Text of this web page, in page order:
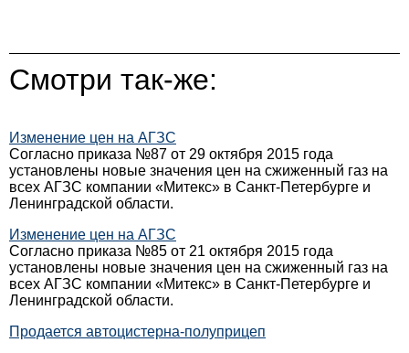
Смотри так-же:
Изменение цен на АГЗС
Согласно приказа №87 от 29 октября 2015 года
установлены новые значения цен на сжиженный газ на
всех АГЗС компании «Митекс» в Санкт-Петербурге и
Ленинградской области.
Изменение цен на АГЗС
Согласно приказа №85 от 21 октября 2015 года
установлены новые значения цен на сжиженный газ на
всех АГЗС компании «Митекс» в Санкт-Петербурге и
Ленинградской области.
Продается автоцистерна-полуприцеп